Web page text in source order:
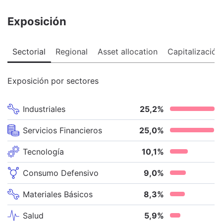
Exposición
Sectorial Regional Asset allocation Capitalización
Exposición por sectores
Industriales 25,2%
Servicios Financieros 25,0%
Tecnología 10,1%
Consumo Defensivo 9,0%
Materiales Básicos 8,3%
Salud 5,9%